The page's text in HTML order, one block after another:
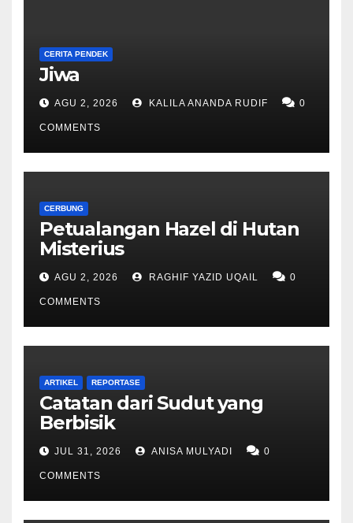
CERITA PENDEK
Jiwa
AGU 2, 2026 KALILA ANANDA RUDIF 0
COMMENTS
CERBUNG
Petualangan Hazel di Hutan
Misterius
AGU 2, 2026 RAGHIF YAZID UQAIL 0
COMMENTS
ARTIKEL REPORTASE
Catatan dari Sudut yang
Berbisik
JUL 31, 2026 ANISA MULYADI 0
COMMENTS